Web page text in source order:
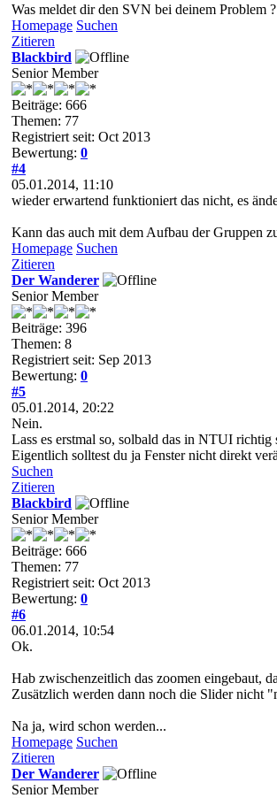
Was meldet dir den SVN bei deinem Problem ?
Homepage Suchen
Zitieren
Blackbird
Senior Member
Beiträge: 666
Themen: 77
Registriert seit: Oct 2013
Bewertung: 0
#4
05.01.2014, 11:10
wieder erwartend funktioniert das nicht, es
Kann das auch mit dem Aufbau der Gruppen
Homepage Suchen
Zitieren
Der Wanderer
Senior Member
Beiträge: 396
Themen: 8
Registriert seit: Sep 2013
Bewertung: 0
#5
05.01.2014, 20:22
Nein.
Lass es erstmal so, solbald das in NTUI
Eigentlich solltest du ja Fenster nicht direkt
Suchen
Zitieren
Blackbird
Senior Member
Beiträge: 666
Themen: 77
Registriert seit: Oct 2013
Bewertung: 0
#6
06.01.2014, 10:54
Ok.
Hab zwischenzeitlich das zoomen eingebaut,
Zusätzlich werden dann noch die Slider nicht
Na ja, wird schon werden...
Homepage Suchen
Zitieren
Der Wanderer
Senior Member